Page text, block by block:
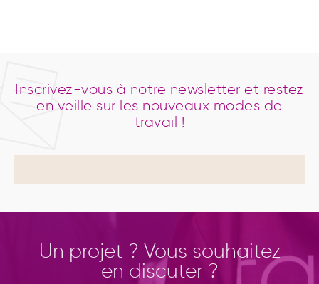
Inscrivez-vous à notre newsletter et restez
en veille sur les nouveaux modes de
travail !
Un projet ? Vous souhaitez
en discuter ?